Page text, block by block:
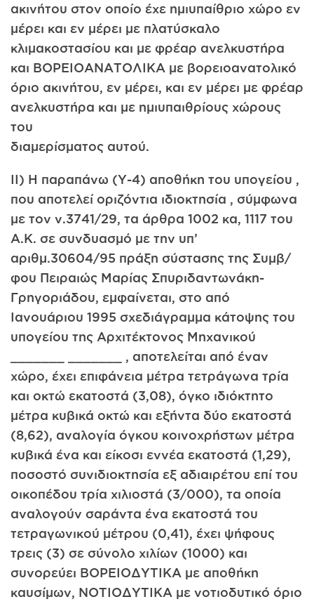
ακινήτου στον οποίο έχε ημιυπαίθριο χώρο εν
μέρει και εν μέρει με πλατύσκαλο
κλιμακοστασίου και με φρέαρ ανελκυστήρα
και ΒΟΡΕΙΟΑΝΑΤΟΛΙΚΑ με βορειοανατολικό
όριο ακινήτου, εν μέρει, και εν μέρει με φρέαρ
ανελκυστήρα και με ημιυπαιθρίους χώρους
του
διαμερίσματος αυτού.
II) Η παραπάνω (Υ-4) αποθήκη του υπογείου ,
που αποτελεί οριζόντια ιδιοκτησία , σύμφωνα
με τον ν.3741/29, τα άρθρα 1002 κα, 1117 του
Α.Κ. σε συνδυασμό με την υπ’
αριθμ.30604/95 πράξη σύστασης της Συμβ/
φου Πειραιώς Μαρίας Σπυριδαντωνάκη-
Γρηγοριάδου, εμφαίνεται, στο από
Ιανουάριου 1995 σχεδιάγραμμα κάτοψης του
υπογείου της Αρχιτέκτονος Μηχανικού
_______ _______ , αποτελείται από έναν
χώρο, έχει επιφάνεια μέτρα τετράγωνα τρία
και οκτώ εκατοστά (3,08), όγκο ιδιόκτητο
μέτρα κυβικά οκτώ και εξήντα δύο εκατοστά
(8,62), αναλογία όγκου κοινοχρήστων μέτρα
κυβικά ένα και είκοσι εννέα εκατοστά (1,29),
ποσοστό συνιδιοκτησία εξ αδιαιρέτου επί του
οικοπέδου τρία χιλιοστά (3/000), τα οποία
αναλογούν σαράντα ένα εκατοστά του
τετραγωνικού μέτρου (0,41), έχει ψήφους
τρεις (3) σε σύνολο χιλίων (1000) και
συνορεύει ΒΟΡΕΙΟΔΥΤΙΚΑ με αποθήκη
καυσίμων, ΝΟΤΙΟΔΥΤΙΚΑ με νοτιοδυτικό όριο